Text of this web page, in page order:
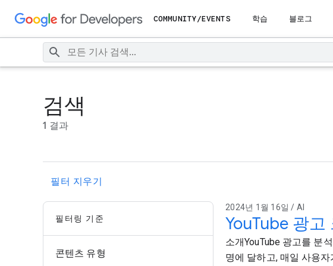
COMMUNITY/EVENTS 학습 블로그
검색
1 결과
필터 지우기
필터링 기준
콘텐츠 유형
2024년 1월 16일 / AI
YouTube 광
소개YouTube 광고를 분
명에 달하고, 매일 사용